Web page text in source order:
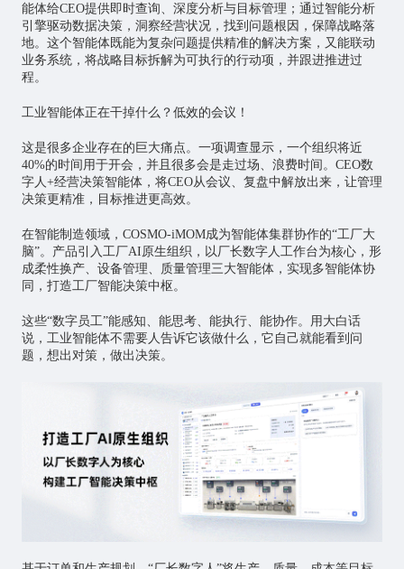
能体给CEO提供即时查询、深度分析与目标管理；通过智能分析
引擎驱动数据决策，洞察经营状况，找到问题根因，保障战略落
地。这个智能体既能为复杂问题提供精准的解决方案，又能联动
业务系统，将战略目标拆解为可执行的行动项，并跟进推进过
程。
工业智能体正在干掉什么？低效的会议！
这是很多企业存在的巨大痛点。一项调查显示，一个组织将近
40%的时间用于开会，并且很多会是走过场、浪费时间。CEO数
字人+经营决策智能体，将CEO从会议、复盘中解放出来，让管理
决策更精准，目标推进更高效。
在智能制造领域，COSMO-iMOM成为智能体集群协作的“工厂大
脑”。产品引入工厂AI原生组织，以厂长数字人工作台为核心，形
成柔性换产、设备管理、质量管理三大智能体，实现多智能体协
同，打造工厂智能决策中枢。
这些“数字员工”能感知、能思考、能执行、能协作。用大白话
说，工业智能体不需要人告诉它该做什么，它自己就能看到问
题，想出对策，做出决策。